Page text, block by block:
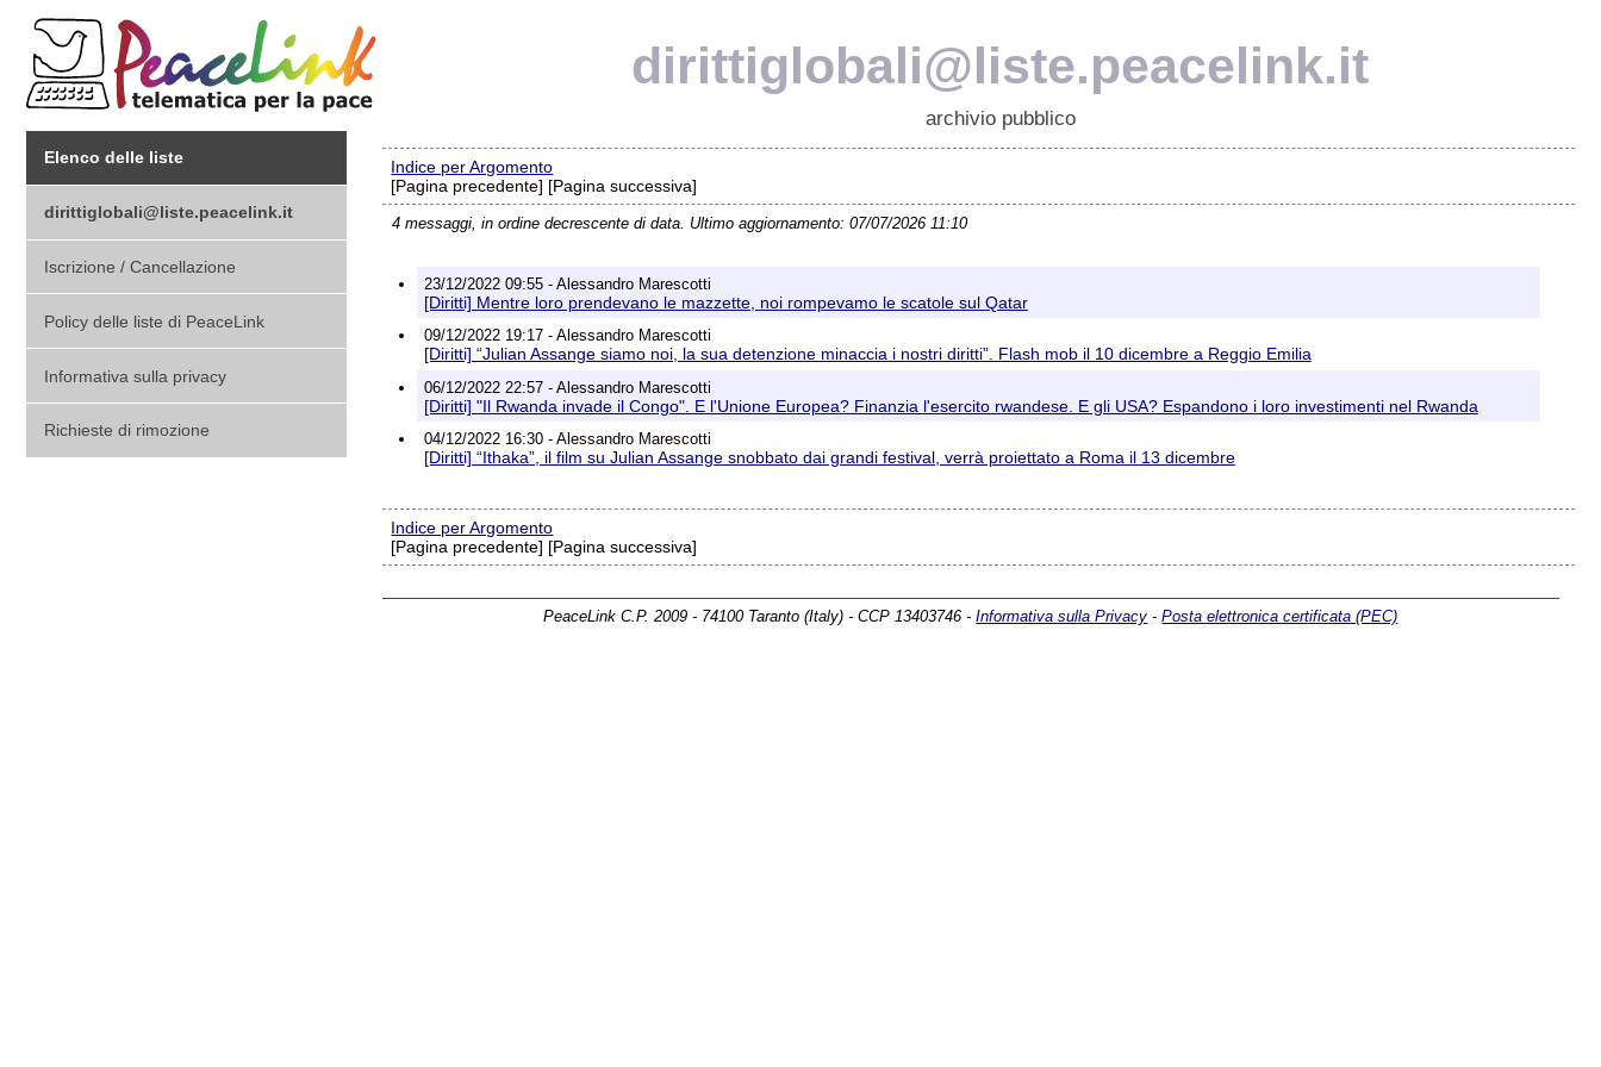
dirittiglobali@liste.peacelink.it
archivio pubblico
Elenco delle liste
dirittiglobali@liste.peacelink.it
Iscrizione / Cancellazione
Policy delle liste di PeaceLink
Informativa sulla privacy
Richieste di rimozione
Indice per Argomento
[Pagina precedente] [Pagina successiva]
4 messaggi, in ordine decrescente di data. Ultimo aggiornamento: 07/07/2026 11:10
23/12/2022 09:55 - Alessandro Marescotti
[Diritti] Mentre loro prendevano le mazzette, noi rompevamo le scatole sul Qatar
09/12/2022 19:17 - Alessandro Marescotti
[Diritti] “Julian Assange siamo noi, la sua detenzione minaccia i nostri diritti”. Flash mob il 10 dicembre a Reggio Emilia
06/12/2022 22:57 - Alessandro Marescotti
[Diritti] "Il Rwanda invade il Congo". E l'Unione Europea? Finanzia l'esercito rwandese. E gli USA? Espandono i loro investimenti nel Rwanda
04/12/2022 16:30 - Alessandro Marescotti
[Diritti] “Ithaka”, il film su Julian Assange snobbato dai grandi festival, verrà proiettato a Roma il 13 dicembre
Indice per Argomento
[Pagina precedente] [Pagina successiva]
PeaceLink C.P. 2009 - 74100 Taranto (Italy) - CCP 13403746 -Informativa sulla Privacy -Posta elettronica certificata (PEC)